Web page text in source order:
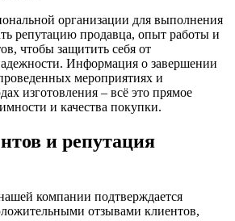
организации для выполнения
репутацию продавца, опыт работы и
чтобы защитить себя от
Информация о завершении
мероприятиях и
изготовления – всё это прямое
и качества покупки.
и репутация
компании подтверждается
отзывами клиентов,